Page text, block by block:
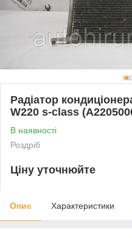
Радіатор
W220 s-class
В наявності
Роздріб
Ціну уточнюйте
Опис Характеристики